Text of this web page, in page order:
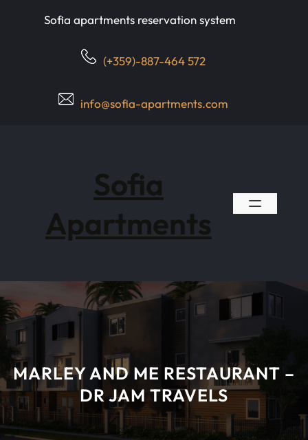
Sofia apartments reservation system
(+359)-887-464 572
info@sofia-apartments.com
Sofia
Apartments
MARLEY AND ME RESTAURANT –
DR JAM TRAVELS